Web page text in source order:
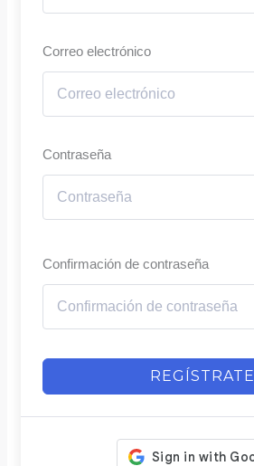
Correo electrónico
Contraseña
Confirmación de contraseña
REGÍSTRATE